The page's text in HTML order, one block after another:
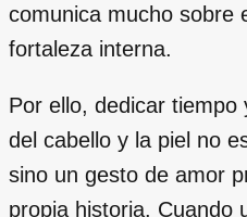
comunica mucho sobre
fortaleza interna.
Por ello, dedicar tiempo
del cabello y la piel no
sino un gesto de amor
propia historia. Cuando